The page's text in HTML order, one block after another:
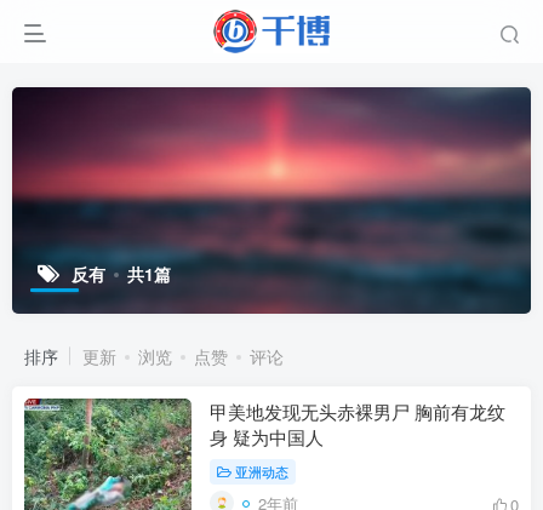
反有 共1篇
排序 更新 浏览 点赞 评论
甲美地发现无头赤裸男尸 胸前有龙纹
身 疑为中国人
亚洲动态
2年前 0